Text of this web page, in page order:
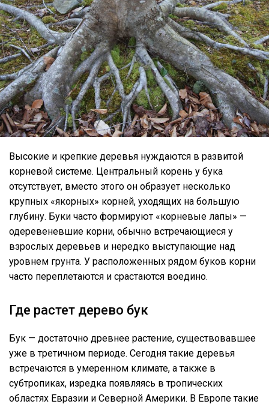
Высокие и крепкие деревья нуждаются в развитой
корневой системе. Центральный корень у бука
отсутствует, вместо этого он образует несколько
крупных «якорных» корней, уходящих на большую
глубину. Буки часто формируют «корневые лапы» —
одеревеневшие корни, обычно встречающиеся у
взрослых деревьев и нередко выступающие над
уровнем грунта. У расположенных рядом буков корни
часто переплетаются и срастаются воедино.
Где растет дерево бук
Бук — достаточно древнее растение, существовавшее
уже в третичном периоде. Сегодня такие деревья
встречаются в умеренном климате, а также в
субтропиках, изредка появляясь в тропических
областях Евразии и Северной Америки. В Европе такие